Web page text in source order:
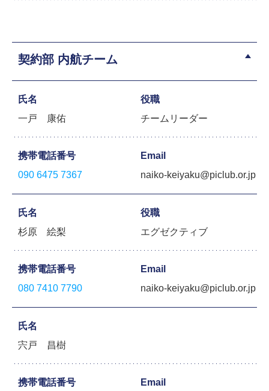
契約部 内航チーム
氏名
一戸 康佑
役職
チームリーダー
携帯電話番号
090 6475 7367
Email
naiko-keiyaku@piclub.or.jp
氏名
杉原 絵梨
役職
エグゼクティブ
携帯電話番号
080 7410 7790
Email
naiko-keiyaku@piclub.or.jp
氏名
宍戸 昌樹
携帯電話番号
Email